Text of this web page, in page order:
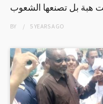
هبة بل تصنعها الشعوب
BY 5 YEARSAGO